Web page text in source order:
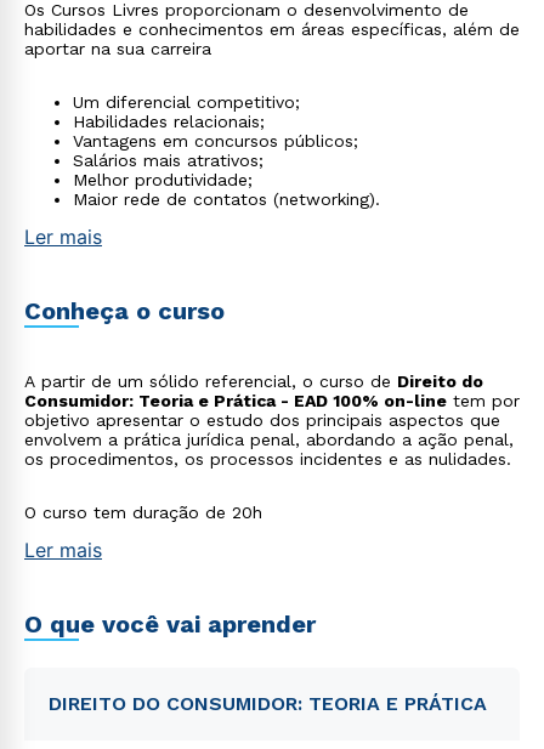
Os Cursos Livres proporcionam o desenvolvimento de
habilidades e conhecimentos em áreas específicas, além de
aportar na sua carreira
Um diferencial competitivo;
Habilidades relacionais;
Vantagens em concursos públicos;
Salários mais atrativos;
Melhor produtividade;
Maior rede de contatos (networking).
Ler mais
Conheça o curso
A partir de um sólido referencial, o curso de Direito do
Consumidor: Teoria e Prática - EAD 100% on-line
objetivo apresentar o estudo dos principais aspectos que
envolvem a prática jurídica penal, abordando a ação penal,
os procedimentos, os processos incidentes e as nulidades.
O curso tem duração de 20h
Ler mais
O que você vai aprender
DIREITO DO CONSUMIDOR: TEORIA E PRÁTICA